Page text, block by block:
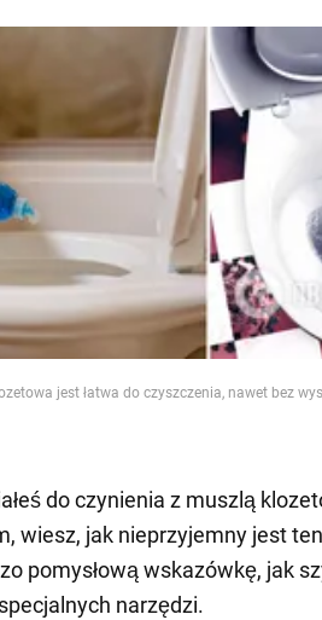
jest łatwa do czyszczenia, nawet bez
do czynienia z muszlą
wiesz, jak nieprzyjemny jest
pomysłową wskazówkę, jak
narzędzi.